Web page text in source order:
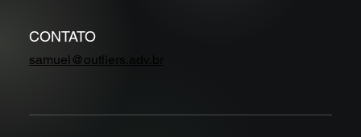
samuel@outliers.adv.br
CONTATO